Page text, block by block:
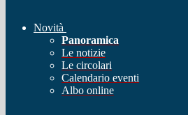
Novità
Panoramica
Le notizie
Le circolari
Calendario eventi
Albo online